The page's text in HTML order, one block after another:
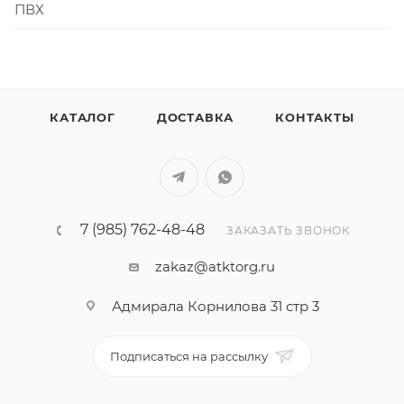
ПВХ
КАТАЛОГ ДОСТАВКА КОНТАКТЫ
7 (985) 762-48-48 ЗАКАЗАТЬ ЗВОНОК
zakaz@atktorg.ru
Адмирала Корнилова 31 стр 3
Подписаться на рассылку